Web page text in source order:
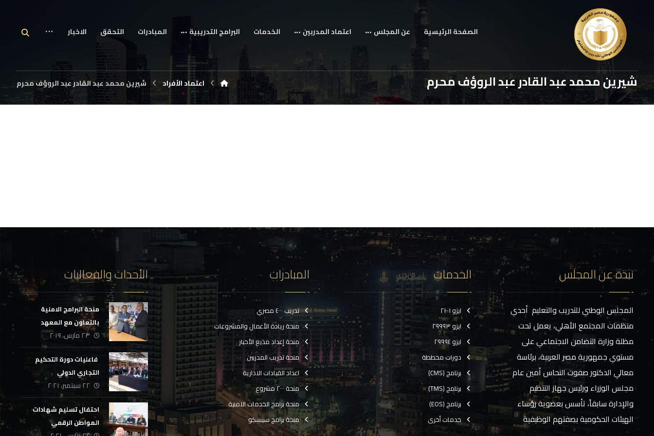
الصفحة الرئيسية عن المجلس اعتماد المدربين الخدمات البرامج التدريبية المبادرات التحقق الاخبار
شيرين محمد عبد القادر عبد الروؤف محرم اعتماد الأفراد شيرين محمد عبد القادر عبد الروؤف محرم
نبذة عن المجلس
المجلس الوطني للتدريب والتعليم أحدي
منظمات المجتمع الأهلي، يعمل تحت
مظلة وزارة التضامن الاجتماعي على
مستوي جمهورية مصر العربية، برئاسة
معالي الدكتور صفوت النحاس أمين عام
مجلس الوزراء ورئيس جهاز التنظيم
والإدارة سابقاً، تأسس بعضوية رؤساء
الهيئات الحكومية بصفتهم الوظيفية
الخدمات
ايزو ٢١٠٠١
ايزو ٢٩٩٩٣
ايزو ٢٩٩٩٤
دورات مخططة
برنامج (CMS)
برنامج (TMS)
برنامج (EOS)
خدمات أخرى
المبادرات
تدريب ٤٠٠٠ مصري
منحة ريادة الأعمال والمشروعات
منحة إعداد مذيع الأخبار
منحة تدريب المدربين
اعداد القيادات الادارية
منحة ٢٠٠٠ مشروع
منحة برامج الخدمات الامنية
منحة برامج سيسكو
الأحداث والفعاليات
منحة البرامج الامنية
بالتعاون مع المعهد
الأمني
٢٣ مارس، ٢٠١٩
‏ فاعليات دورة التحكيم
التجاري الدولي
٢٢ سبتمبر، ٢٠٢١
احتفال تسليم شهادات
المواطن الرقمي